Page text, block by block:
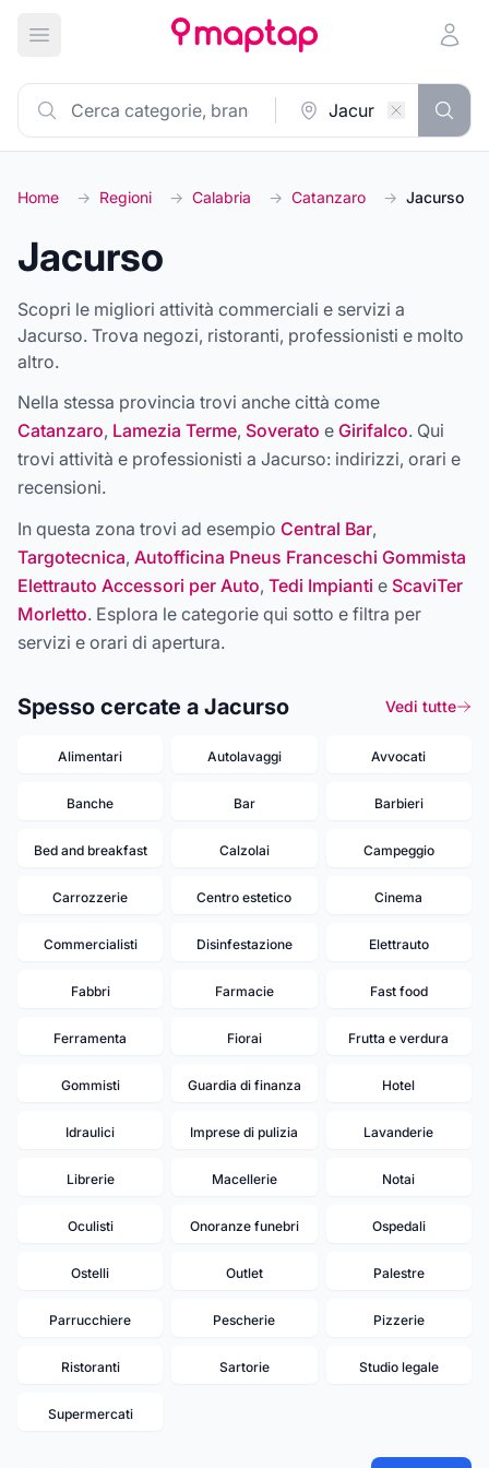
Apri menu principale
Home → Regioni → Calabria → Catanzaro → Jacurso
Jacurso
Scopri le migliori attività commerciali e servizi a
Jacurso. Trova negozi, ristoranti, professionisti e molto
altro.
Nella stessa provincia trovi anche città come
Catanzaro, Lamezia Terme, Soverato e Girifalco. Qui
trovi attività e professionisti a Jacurso: indirizzi, orari e
recensioni.
In questa zona trovi ad esempio Central Bar,
Targotecnica, Autofficina Pneus Franceschi Gommista
Elettrauto Accessori per Auto, Tedi Impianti e ScaviTer
Morletto. Esplora le categorie qui sotto e filtra per
servizi e orari di apertura.
Spesso cercate a Jacurso Vedi tutte
Alimentari Autolavaggi Avvocati
Banche Bar Barbieri
Bed and breakfast Calzolai Campeggio
Carrozzerie Centro estetico Cinema
Commercialisti Disinfestazione Elettrauto
Fabbri Farmacie Fast food
Ferramenta Fiorai Frutta e verdura
Gommisti Guardia di finanza Hotel
Idraulici Imprese di pulizia Lavanderie
Librerie Macellerie Notai
Oculisti Onoranze funebri Ospedali
Ostelli Outlet Palestre
Parrucchiere Pescherie Pizzerie
Ristoranti Sartorie Studio legale
Supermercati